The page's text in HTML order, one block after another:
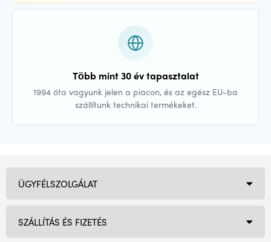
Több mint 30 év tapasztalat
1994 óta vagyunk jelen a piacon, és az egész EU-ba
szállítunk technikai termékeket.
ÜGYFÉLSZOLGÁLAT
SZÁLLÍTÁS ÉS FIZETÉS